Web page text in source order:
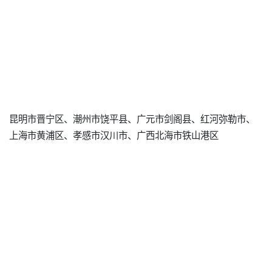
昆明市晋宁区、潮州市饶平县、广元市剑阁县、红河弥勒市、
上海市黄浦区、孝感市汉川市、广西北海市铁山港区